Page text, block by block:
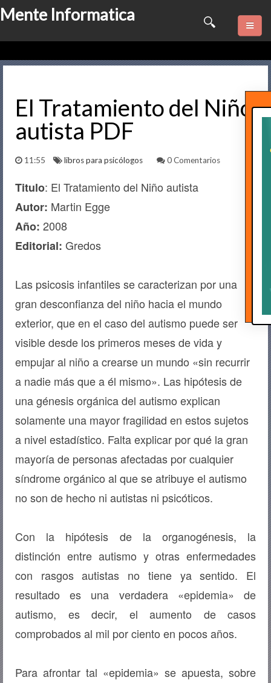
Mente Informatica
Quienes somos
Consulta Online
Software
Marketing
Series
Contactame
El Tratamiento del Niño
autista PDF
11:55 libros para psicólogos 0 Comentarios
Titulo: El Tratamiento del Niño autista
Autor: Martin Egge
Año: 2008
Editorial: Gredos
Las psicosis infantiles se caracterizan por una
gran desconfianza del niño hacia el mundo
exterior, que en el caso del autismo puede ser
visible desde los primeros meses de vida y
empujar al niño a crearse un mundo «sin recurrir
a nadie más que a él mismo». Las hipótesis de
una génesis orgánica del autismo explican
solamente una mayor fragilidad en estos sujetos
a nivel estadístico. Falta explicar por qué la gran
mayoría de personas afectadas por cualquier
síndrome orgánico al que se atribuye el autismo
no son de hecho ni autistas ni psicóticos.
Con la hipótesis de la organogénesis, la
distinción entre autismo y otras enfermedades
con rasgos autistas no tiene ya sentido. El
resultado es una verdadera «epidemia» de
autismo, es decir, el aumento de casos
comprobados al mil por ciento en pocos años.
Para afrontar tal «epidemia» se apuesta, sobre